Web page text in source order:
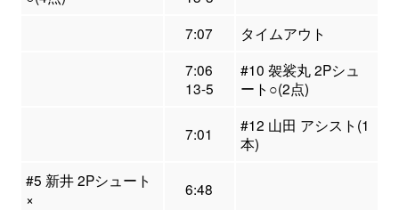
7:07
タイムアウト
7:06
13-5
#10 袈裟丸 2Pシュ
ート○(2点)
7:01
#12 山田 アシスト(1
本)
#5 新井 2Pシュート
×
6:48